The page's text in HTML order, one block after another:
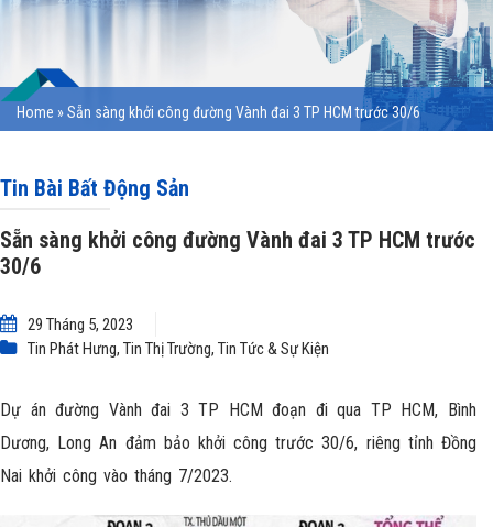
Home »Sẵn sàng khởi công đường Vành đai 3 TP HCM trước 30/6
Tin Bài Bất Động Sản
Sẵn sàng khởi công đường Vành đai 3 TP HCM trước
30/6
29 Tháng 5, 2023
Tin Phát Hưng, Tin Thị Trường, Tin Tức & Sự Kiện
Dự án đường Vành đai 3 TP HCM đoạn đi qua TP HCM, Bình
Dương, Long An đảm bảo khởi công trước 30/6, riêng tỉnh Đồng
Nai khởi công vào tháng 7/2023.